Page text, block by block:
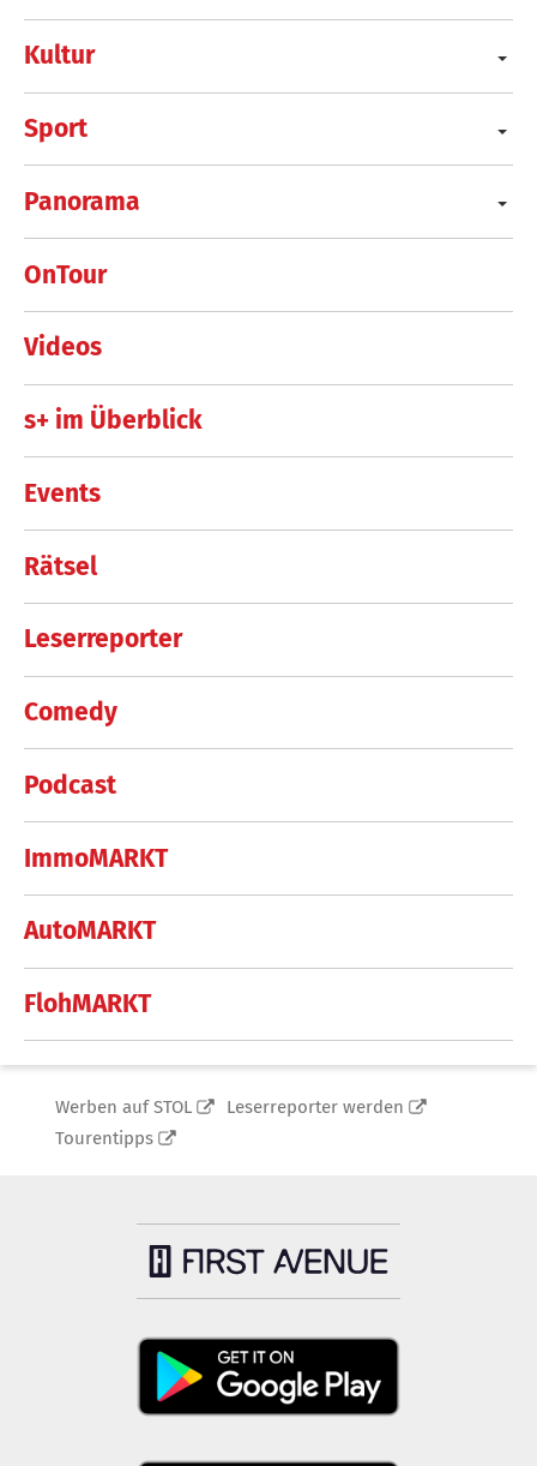
Kultur
Sport
Panorama
OnTour
Videos
s+ im Überblick
Events
Rätsel
Leserreporter
Comedy
Podcast
ImmoMARKT
AutoMARKT
FlohMARKT
Werben auf STOL
Leserreporter werden
Tourentipps